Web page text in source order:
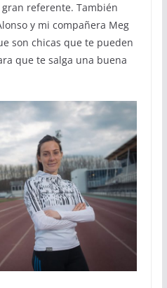
referente. También
y mi compañera Meg
son chicas que te pueden
que te salga una buena